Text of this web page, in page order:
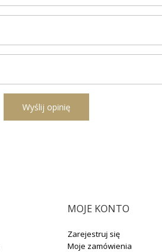
Wyślij opinię
MOJE KONTO
Zarejestruj się
Moje zamówienia